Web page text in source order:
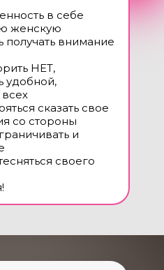
в себе
женскую
внимание
НЕТ,
удобной,
сказать свое
со стороны
и
своего